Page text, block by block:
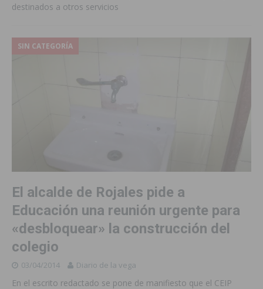
destinados a otros servicios
SIN CATEGORÍA
El alcalde de Rojales pide a
Educación una reunión urgente para
«desbloquear» la construcción del
colegio
03/04/2014 Diario de la vega
En el escrito redactado se pone de manifiesto que el CEIP